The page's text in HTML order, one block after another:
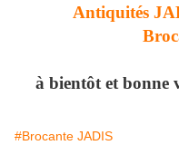
Antiquités
à bientôt et bonne
#Brocante JADIS